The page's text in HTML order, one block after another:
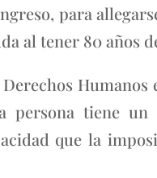
para
al tener 80 años
Humanos
persona tiene
que la